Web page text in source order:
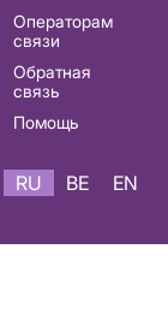
Операторам
связи
Обратная
связь
Помощь
RU BE EN